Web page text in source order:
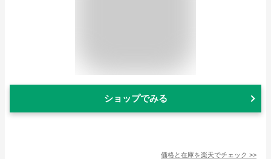
ショップでみる
価格と在庫を楽天でチェック >>